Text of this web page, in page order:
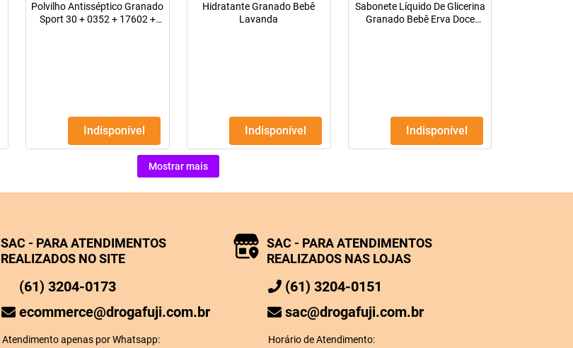
Polvilho Antisséptico Granado
Sport 30 + 0352 + 17602 +
Indisponível
Hidratante Granado Bebê
Lavanda
Indisponível
Sabonete Líquido De Glicerina
Granado Bebê Erva Doce
Indisponível
Mostrar mais
SAC - PARA ATENDIMENTOS
REALIZADOS NO SITE
(61) 3204-0173
ecommerce@drogafuji.com.br
Atendimento apenas por Whatsapp:
SAC - PARA ATENDIMENTOS
REALIZADOS NAS LOJAS
(61) 3204-0151
sac@drogafuji.com.br
Horário de Atendimento: